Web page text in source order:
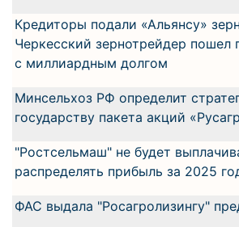
Кредиторы подали «Альянсу»
Черкесский зернотрейдер пошел
с миллиардным долгом
Минсельхоз РФ определит
государству пакета акций
"Ростсельмаш" не будет
распределять прибыль за 2025
ФАС выдала "Росагролизингу"